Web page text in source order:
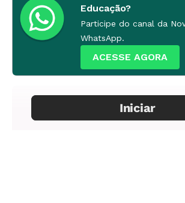
Educação?
Participe do canal da
WhatsApp.
ACESSE AGORA